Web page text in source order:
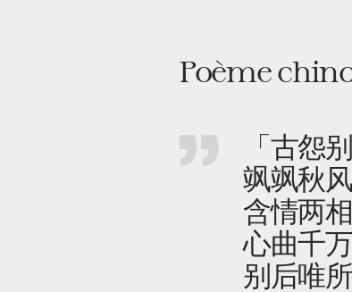
Poème
「古怨别
飒飒秋
含情两
心曲千
别后唯